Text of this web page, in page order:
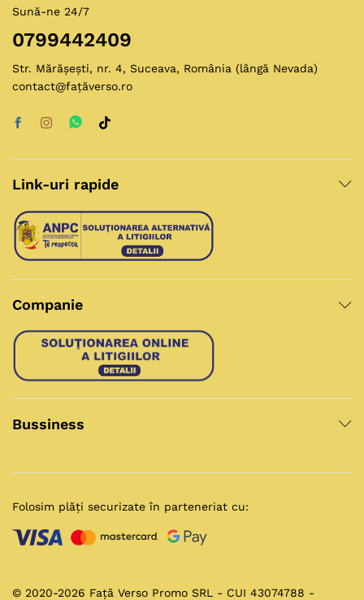
Sună-ne 24/7
0799442409
Str. Mărășești, nr. 4, Suceava, România (lângă Nevada)
contact@fațăverso.ro
Link-uri rapide
Companie
Bussiness
© 2020-2026 Față Verso Promo SRL - CUI 43074788 -
Folosim plăți securizate în parteneriat cu: